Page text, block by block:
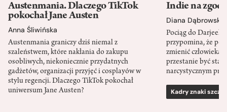
Austenmania. Dlaczego TikTok
pokochał Jane Austen
Anna Śliwińska
Austenmania graniczy dziś niemal z
szaleństwem, które nakłania do zakupu
osobliwych, niekoniecznie przydatnych
gadżetów, organizacji przyjęć i cosplayów w
stylu regencji. Dlaczego TikTok pokochał
uniwersum Jane Austen?
Indie na
Diana Dąbrowska
Pociąg do
przypomina, że
zmienić człowieka
przestanie być
narcystycznym
Kadry znaki